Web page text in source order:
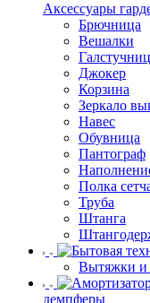
Аксессуары
Брючница
Вешалки
Джокер
Корзина
Зеркало
Навес
Обувница
Пантограф
Полка
Труба
Штанга
Вытяжки и
демпферы